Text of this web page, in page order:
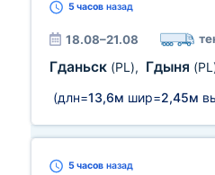
5 часов назад
18.08–21.08
Гданьск (PL), Гдыня
(длн=13,6м шир=2,45м
5 часов назад